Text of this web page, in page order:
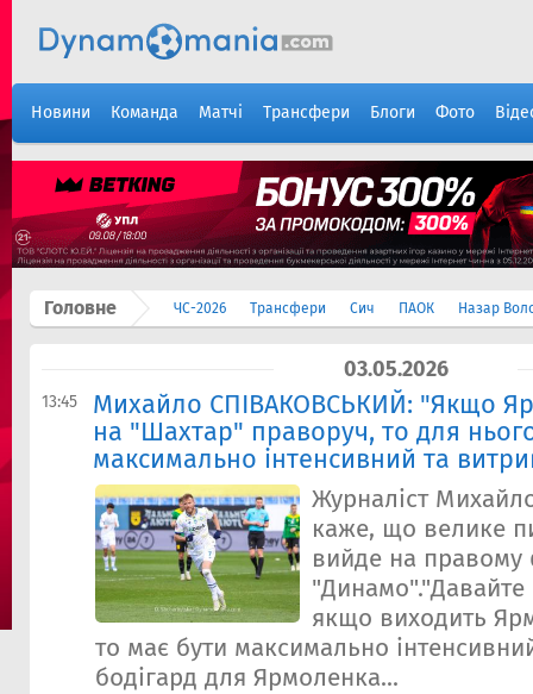
Новини Команда Матчі Трансфери Блоги Фото
Головне ЧС-2026 Трансфери Сич ПАОК Назар
03.05.2026
13:45
Михайло СПІВАКОВСЬКИЙ: "Якщо
на "Шахтар" праворуч, то для
максимально інтенсивний та
Журналіст
каже, що велике
вийде на правому
якщо виходить
то має бути максимально
бодігард для Ярмоленка...